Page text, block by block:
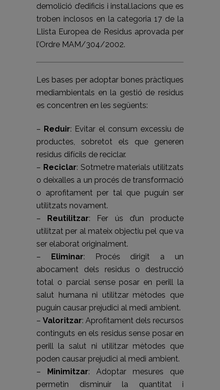
demolició d’edificis i instal.lacions que es
troben inclosos en la categoria 17 de la
Llista Europea de Residus aprovada per
l’Ordre MAM/304/2002.
Les bases per adoptar bones pràctiques
mediambientals en la gestió de residus
es concentren en les següents:
– Reduir: Evitar el consum excessiu de
productes, sobretot els que generen
residus difícils de reciclar.
– Reciclar: Sotmetre materials utilitzats
o deixalles a un procés de transformació
o aprofitament per tal que puguin ser
utilitzats novament.
– Reutilitzar: Fer ús d’un producte
utilitzat per al mateix objectiu pel que va
ser elaborat originalment.
– Eliminar: Procés dirigit a un
abocament dels residus o destrucció
total o parcial sense posar en perill la
salut humana ni utilitzar mètodes que
puguin causar prejudici al medi ambient.
– Valoritzar: Aprofitament dels recursos
continguts en els residus sense posar en
perill la salut ni utilitzar mètodes que
poden causar prejudici al medi ambient.
– Minimitzar: Adoptar mesures que
permetin disminuir la quantitat i